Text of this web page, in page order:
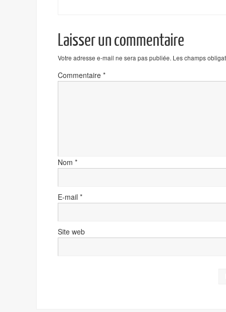
Laisser un commentaire
Votre adresse e-mail ne sera pas publiée. Les champs
Commentaire *
Nom *
E-mail *
Site web